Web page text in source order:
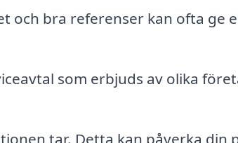
och bra referenser kan ofta ge
som erbjuds av olika
tar. Detta kan påverka din